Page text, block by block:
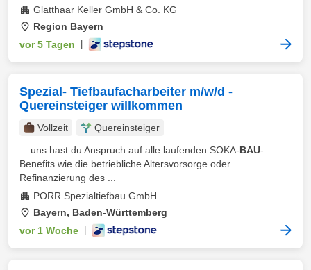
Glatthaar Keller GmbH & Co. KG
Region Bayern
vor 5 Tagen
Spezial- Tiefbaufacharbeiter m/w/d -
Quereinsteiger willkommen
Vollzeit
Quereinsteiger
... uns hast du Anspruch auf alle laufenden SOKA-BAU-
Benefits wie die betriebliche Altersvorsorge oder
Refinanzierung des ...
PORR Spezialtiefbau GmbH
Bayern, Baden-Württemberg
vor 1 Woche